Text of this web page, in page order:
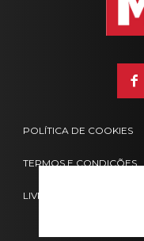
POLÍTICA DE COOKIES
TERMOS E CONDIÇÕES
LIVRO DE RECLAMAÇÕES